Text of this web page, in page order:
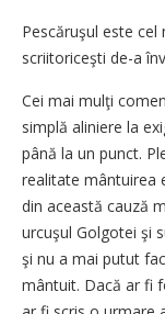
Pescăruşul este
scriitoriceşti de-a
Cei mai mulţi
simplă aliniere la
până la un punct.
realitate mântuirea
din această cauză
urcuşul Golgotei şi
şi nu a mai putut
mântuit. Dacă ar fi